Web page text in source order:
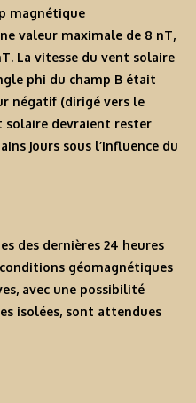
magnétique
valeur maximale de 8 nT,
La vitesse du vent solaire
phi du champ B était
négatif (dirigé vers le
solaire devraient rester
jours sous l’influence du
des dernières 24 heures
géomagnétiques
avec une possibilité
isolées, sont attendues